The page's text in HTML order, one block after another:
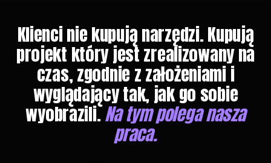
Klienci nie kupują narzędzi. Kupują
projekt który jest zrealizowany na
czas, zgodnie z założeniami i
wyglądający tak, jak go sobie
wyobrazili.Na tym polega nasza
praca.